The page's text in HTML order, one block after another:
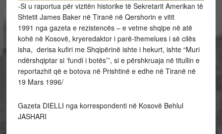
-Si u raportua për vizitën historike të Sekretarit Amerikan të
Shtetit James Baker në Tiranë në Qershorin e vitit
1991 nga gazeta e rezistencës – e vetme shqipe në atë
kohë në Kosovë, kryeredaktor i parë-themelues i së cilës
isha, derisa kufiri me Shqipërinë ishte i hekurt, ishte “Muri
ndërshqiptar si ‘fundi i botës’”, si e përshkruaja në titullin e
reportazhit që e botova në Prishtinë e edhe në Tiranë në
19 Mars 1996/
Gazeta DIELLI nga korrespondenti në Kosovë Behlul
JASHARI